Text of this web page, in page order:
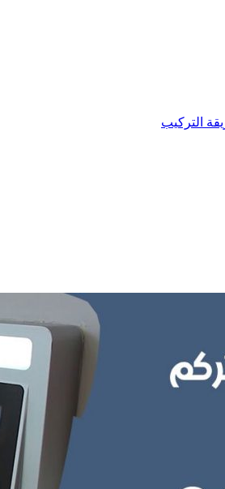
التركيب